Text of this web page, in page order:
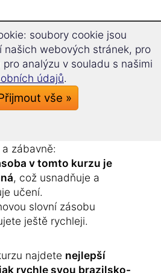
se efektivně a cíleně.
40 hodinách výuky
úrovně C1 a C2
referenčního rámce pro
zábavně:
v tomto kurzu je
, což usnadňuje a
učení.
slovní zásobu
ještě rychleji.
najdete nejlepší
rychle svou brazilsko-
soubory cookie jsou
našich webových stránek, pro
analýzu v souladu s našimi
údajů.
vše »